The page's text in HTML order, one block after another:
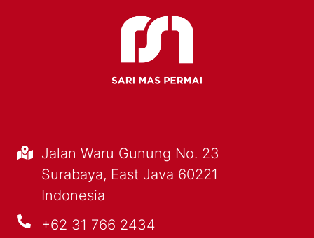
Jalan Waru Gunung No. 23
Surabaya, East Java 60221
Indonesia
+62 31 766 2434